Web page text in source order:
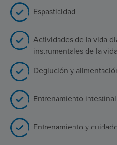
Espasticidad
Actividades de la vida
instrumentales de la
Deglución y
Entrenamiento
Entrenamiento y